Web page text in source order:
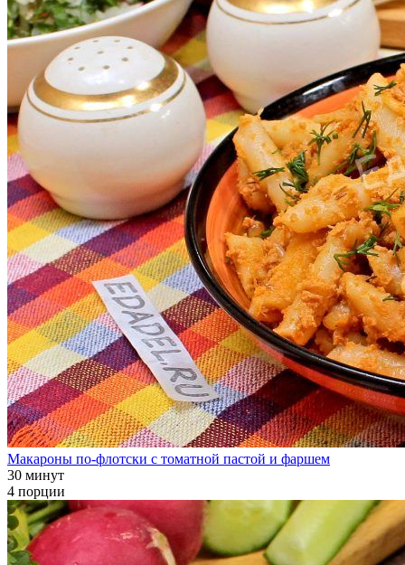
Макароны по-флотски с томатной пастой и фаршем
30 минут
4 порции